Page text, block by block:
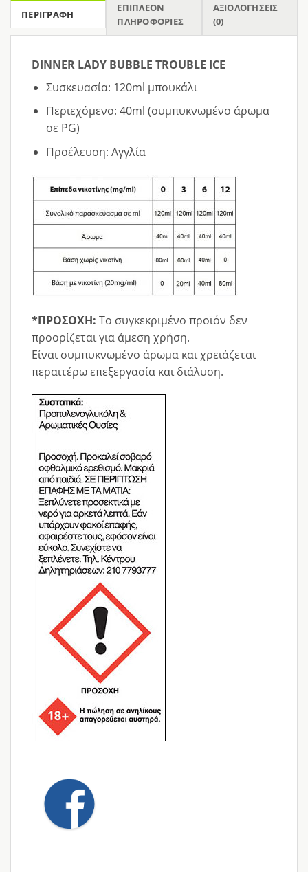
ΠΕΡΙΓΡΑΦΉ
ΕΠΙΠΛΈΟΝ
ΠΛΗΡΟΦΟΡΊΕΣ
ΑΞΙΟΛΟΓΉΣΕΙΣ
(0)
DINNER LADY BUBBLE TROUBLE ICE
Συσκευασία: 120ml μπουκάλι
Περιεχόμενο: 40ml (συμπυκνωμένο άρωμα
σε PG)
Προέλευση: Αγγλία
*ΠΡΟΣΟΧΗ: Το συγκεκριμένο προϊόν δεν
προορίζεται για άμεση χρήση.
Είναι συμπυκνωμένο άρωμα και χρειάζεται
περαιτέρω επεξεργασία και διάλυση.